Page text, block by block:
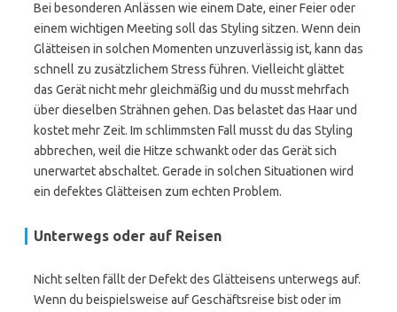
Bei besonderen Anlässen wie einem Date, einer Feier oder
einem wichtigen Meeting soll das Styling sitzen. Wenn dein
Glätteisen in solchen Momenten unzuverlässig ist, kann das
schnell zu zusätzlichem Stress führen. Vielleicht glättet
das Gerät nicht mehr gleichmäßig und du musst mehrfach
über dieselben Strähnen gehen. Das belastet das Haar und
kostet mehr Zeit. Im schlimmsten Fall musst du das Styling
abbrechen, weil die Hitze schwankt oder das Gerät sich
unerwartet abschaltet. Gerade in solchen Situationen wird
ein defektes Glätteisen zum echten Problem.
Unterwegs oder auf Reisen
Nicht selten fällt der Defekt des Glätteisens unterwegs auf.
Wenn du beispielsweise auf Geschäftsreise bist oder im